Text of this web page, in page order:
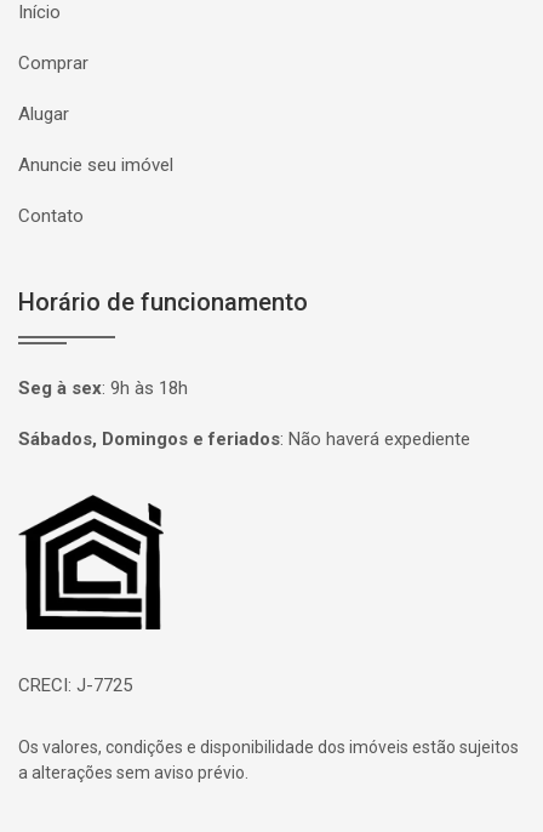
Início
Comprar
Alugar
Anuncie seu imóvel
Contato
Horário de funcionamento
Seg à sex: 9h às 18h
Sábados, Domingos e feriados: Não haverá expediente
Página inicial
CRECI: J-7725
Os valores, condições e disponibilidade dos imóveis estão sujeitos
a alterações sem aviso prévio.